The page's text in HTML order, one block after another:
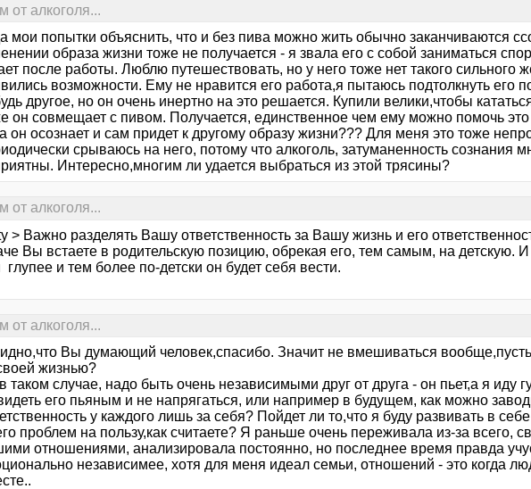
от алкоголя...
мои попытки объяснить, что и без пива можно жить обычно заканчиваются
образа жизни тоже не получается - я звала его с собой заниматься
после работы. Люблю путешествовать, но у него тоже нет такого сильного
возможности. Ему не нравится его работа,я пытаюсь подтолкнуть его
другое, но он очень инертно на это решается. Купили велики,чтобы
он совмещает с пивом. Получается, единственное чем ему можно помочь это
он осознает и сам придет к другому образу жизни??? Для меня это тоже
срываюсь на него, потому что алкоголь, затуманенность сознания
Интересно,многим ли удается выбраться из этой трясины?
от алкоголя...
> Важно разделять Вашу ответственность за Вашу жизнь и его
Вы встаете в родительскую позицию, обрекая его, тем самым, на детскую.
глупее и тем более по-детски он будет себя вести.
от алкоголя...
Вы думающий человек,спасибо. Значит не вмешиваться
жизнью?
таком случае, надо быть очень независимыми друг от друга - он пьет,а я иду
его пьяным и не напрягаться, или например в будущем, как можно
у каждого лишь за себя? Пойдет ли то,что я буду развивать в
проблем на пользу,как считаете? Я раньше очень переживала из-за всего,
отношениями, анализировала постоянно, но последнее время правда
независимее, хотя для меня идеал семьи, отношений - это когда